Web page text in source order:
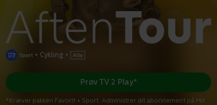
• Cykling •
Prøv TV 2 Play*
*Kræver pakken Favorit + Sport. Administrer dit abonnement på Mit